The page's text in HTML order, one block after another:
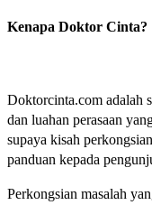
Kenapa Doktor Cinta?
Doktorcinta.com adalah
dan luahan perasaan
supaya kisah
panduan kepada
Perkongsian masalah